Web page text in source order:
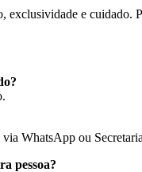
e cuidado.
WhatsApp ou
pessoa?